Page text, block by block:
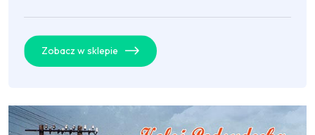
Zobacz w sklepie